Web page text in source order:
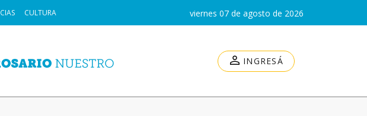
CULTURA viernes 07 de agosto de 2026
INGRESÁ